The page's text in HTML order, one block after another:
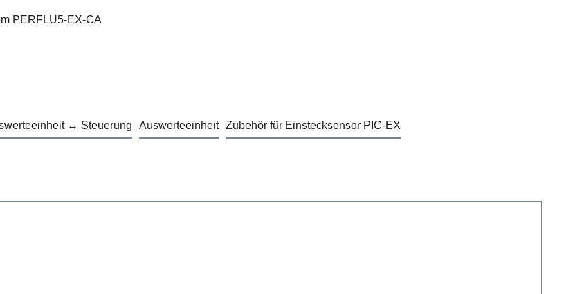
PERFLU5-EX-CA
↔ Steuerung Auswerteeinheit Zubehör für Einstecksensor PIC-EX